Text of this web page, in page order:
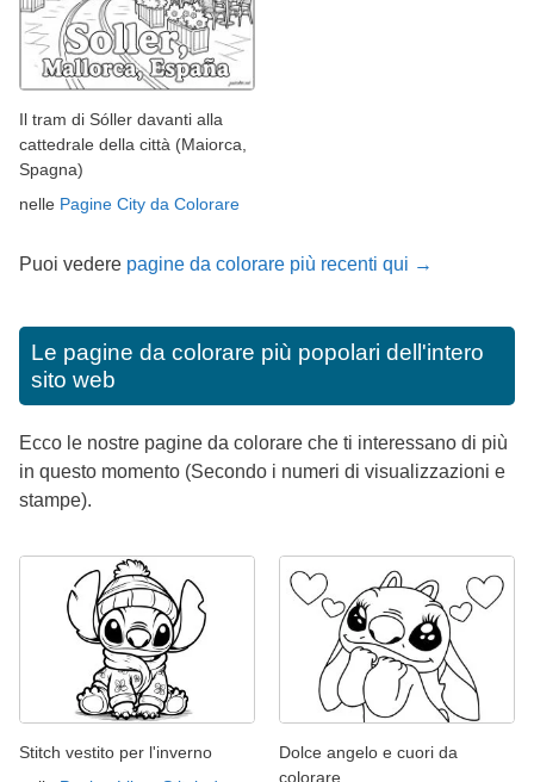
Il tram di Sóller davanti alla
cattedrale della città (Maiorca,
Spagna)
nelle Pagine City da Colorare
Puoi vedere pagine da colorare più recenti qui →
Le pagine da colorare più popolari dell'intero
sito web
Ecco le nostre pagine da colorare che ti interessano di più
in questo momento (Secondo i numeri di visualizzazioni e
stampe).
Stitch vestito per l'inverno
Dolce angelo e cuori da
colorare